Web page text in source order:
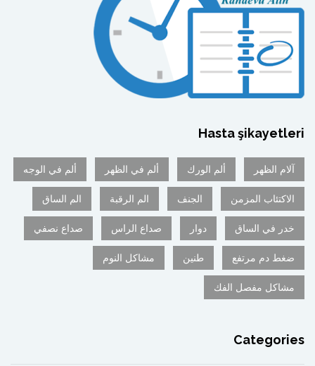
Hasta şikayetleri
آلام الظهر ألم الورك ألم في الظهر ألم في الوجه
الاكتئاب المزمن الجنف الم الرقبة الم الساق
خدر في الساق دوار صداع الراس صداع نصفي
ضغط دم مرتفع طنين مشاكل النوم
مشاكل مفصل الفك
Categories